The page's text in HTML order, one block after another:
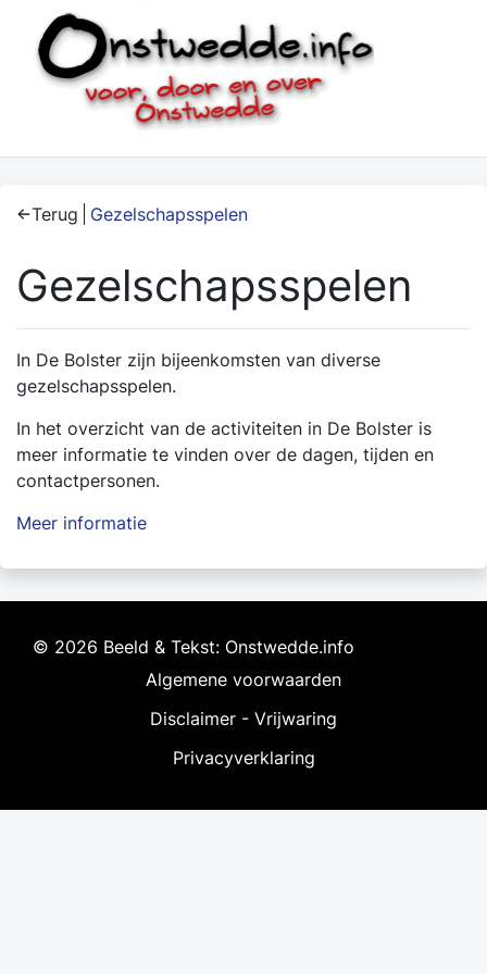
Terug Gezelschapsspelen
Gezelschapsspelen
In De Bolster zijn bijeenkomsten van diverse
gezelschapsspelen.
In het overzicht van de activiteiten in De Bolster is
meer informatie te vinden over de dagen, tijden en
contactpersonen.
Meer informatie
© 2026 Beeld & Tekst: Onstwedde.info
Algemene voorwaarden
Disclaimer - Vrijwaring
Privacyverklaring